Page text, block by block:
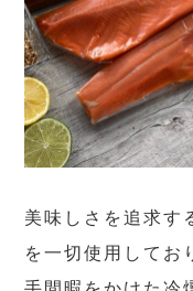
美味しさを追求す
を一切使用してお